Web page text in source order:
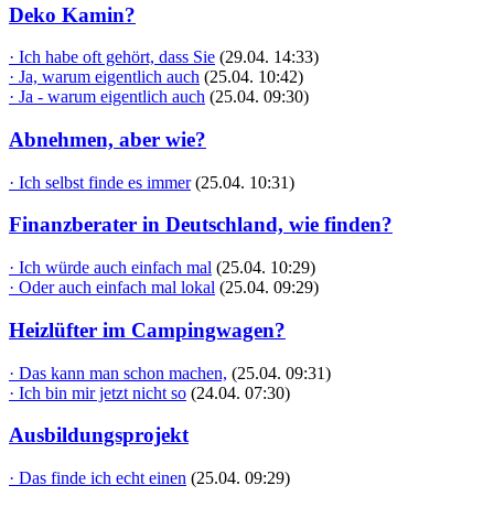
Deko Kamin?
· Ich habe oft gehört, dass Sie (29.04. 14:33)
· Ja, warum eigentlich auch (25.04. 10:42)
· Ja - warum eigentlich auch (25.04. 09:30)
Abnehmen, aber wie?
· Ich selbst finde es immer (25.04. 10:31)
Finanzberater in Deutschland, wie finden?
· Ich würde auch einfach mal (25.04. 10:29)
· Oder auch einfach mal lokal (25.04. 09:29)
Heizlüfter im Campingwagen?
· Das kann man schon machen, (25.04. 09:31)
· Ich bin mir jetzt nicht so (24.04. 07:30)
Ausbildungsprojekt
· Das finde ich echt einen (25.04. 09:29)